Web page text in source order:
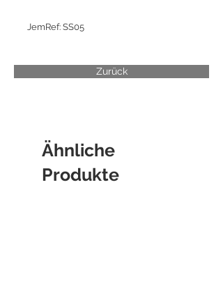
JemRef: SS05
Zurück
Ähnliche
Produkte